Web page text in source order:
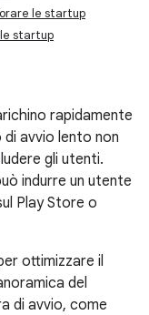
le startup
startup
rapidamente
avvio lento non
gli utenti.
indurre un utente
Play Store o
ottimizzare il
del
di avvio, come